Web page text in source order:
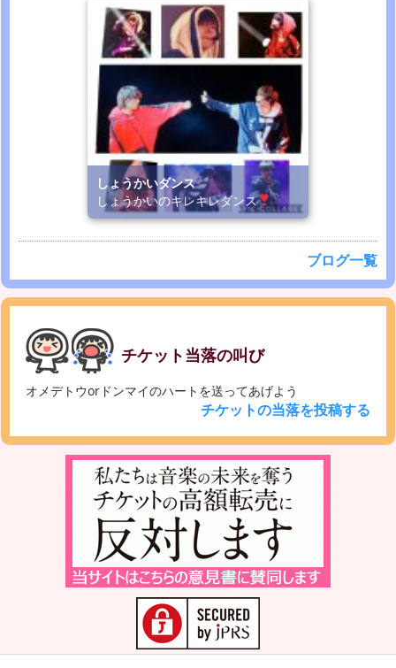
しょうかいダンス
しょうかいのキレキレダンス
ブログ一覧
チケット当落の叫び
オメデトウorドンマイのハートを送ってあげよう
チケットの当落を投稿する